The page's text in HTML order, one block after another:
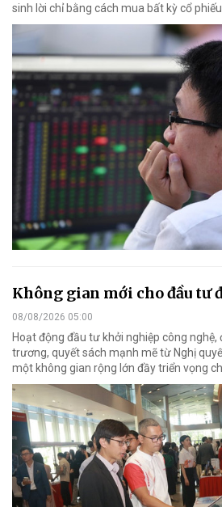
sinh lời chỉ bằng cách mua bất kỳ cổ
Không gian mới cho đầu tư
08/08/2026 05:00
Hoạt động đầu tư khởi nghiệp công
trương, quyết sách mạnh mẽ từ Nghị
một không gian rộng lớn đầy triển vọng